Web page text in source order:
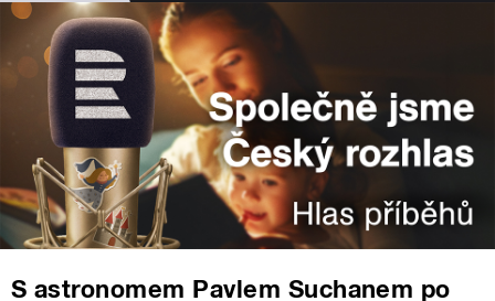
S astronomem Pavlem Suchanem po